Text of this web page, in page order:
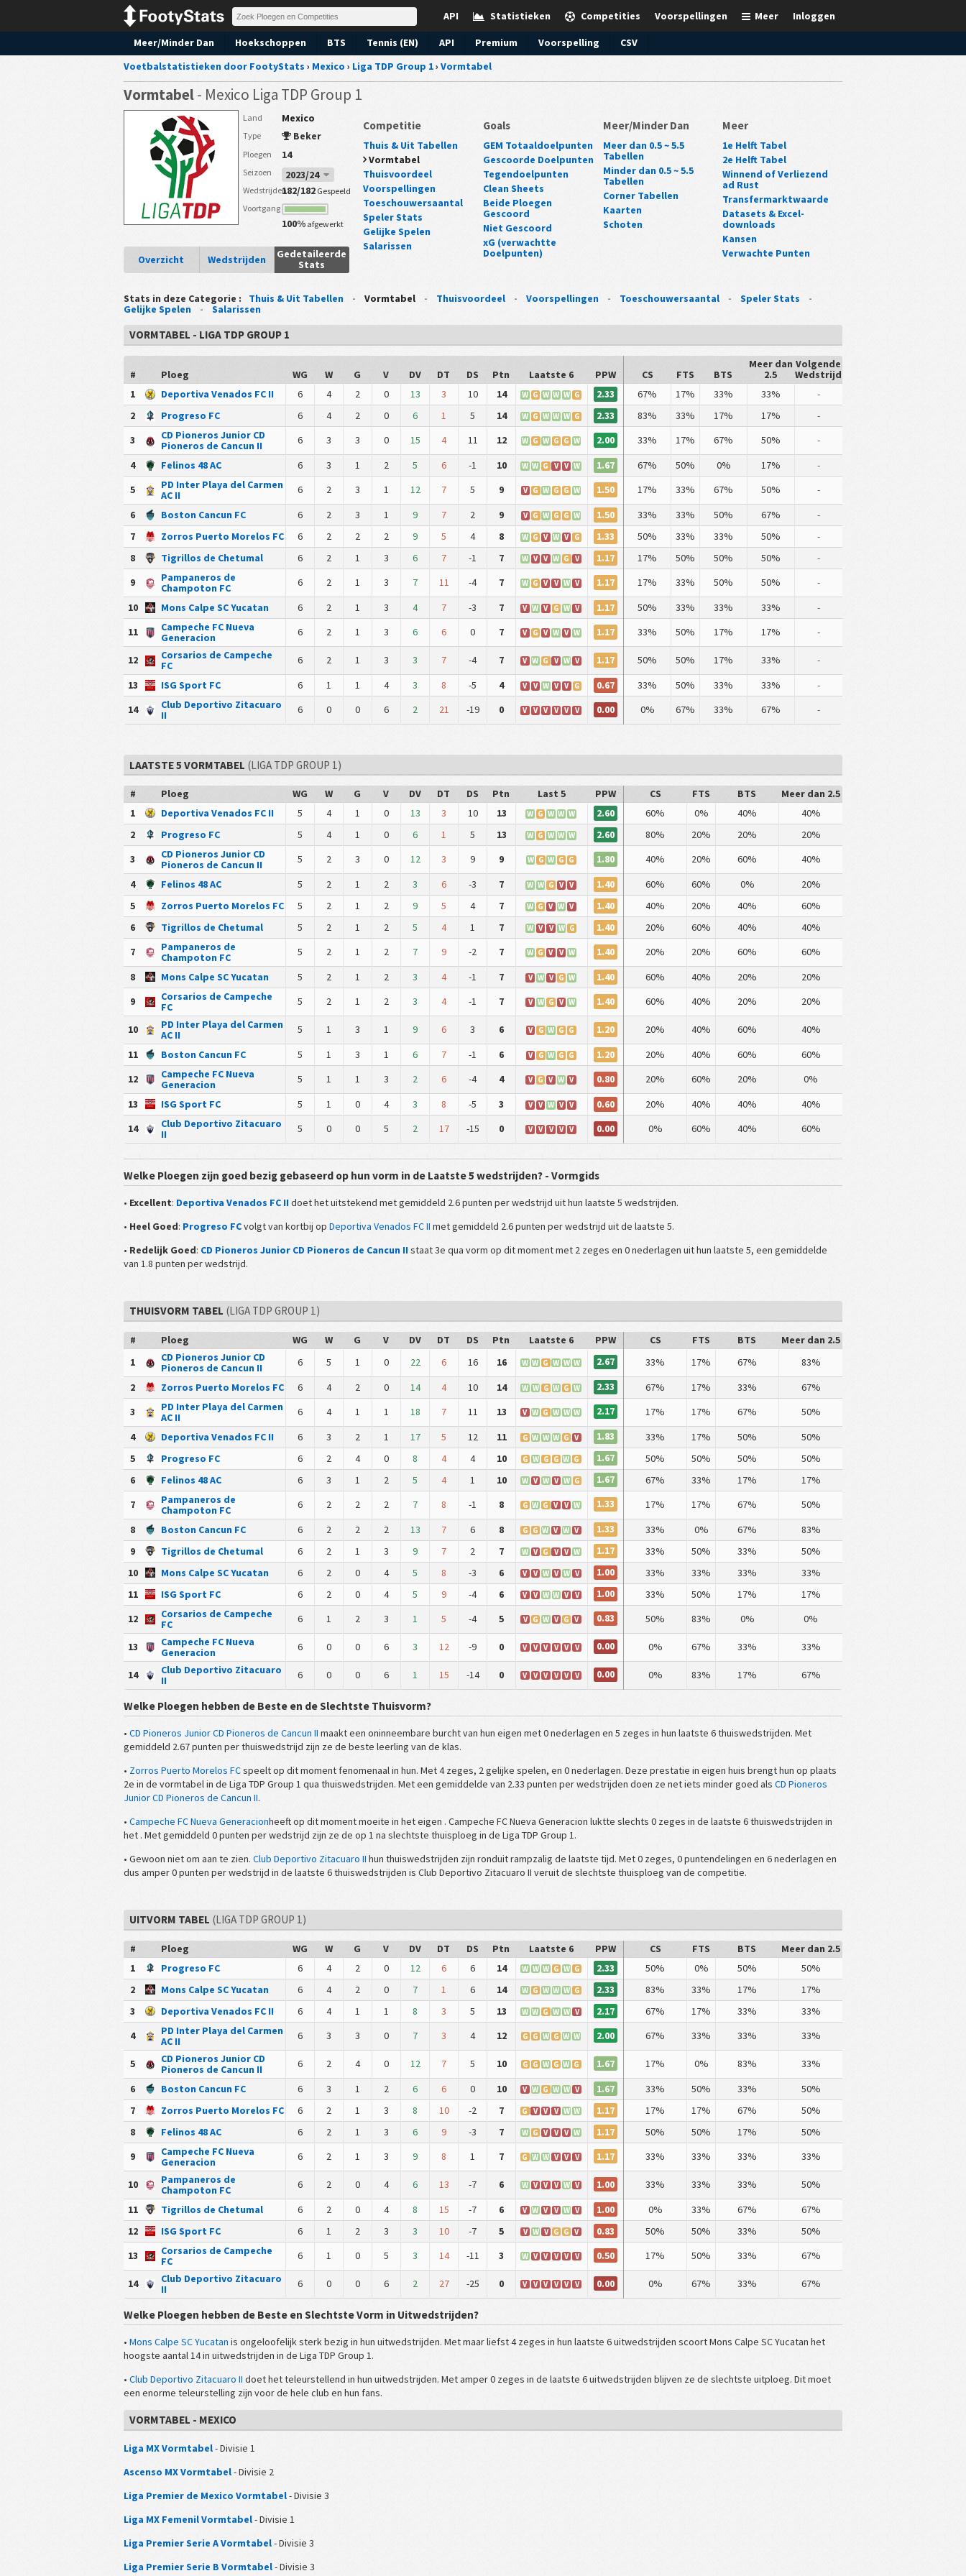
Inloggen
Meer
Voorspellingen
Competities
Statistieken
API
Meer/Minder Dan Hoekschoppen BTS Tennis (EN) API Premium Voorspelling
CSV
Voetbalstatistieken door FootyStats › Mexico › Liga TDP Group 1› Vormtabel
Vormtabel- Mexico Liga TDP Group 1
Land Mexico
Type Beker
Ploegen 14
Seizoen 2023/24
Wedstrijden182/182Gespeeld
Voortgang
100%afgewerkt
Overzicht Wedstrijden
Gedetaileerde
Stats
Competitie
Thuis & Uit Tabellen
Vormtabel
Thuisvoordeel
Voorspellingen
Toeschouwersaantal
Speler Stats
Gelijke Spelen
Salarissen
Goals
GEM Totaaldoelpunten
Gescoorde Doelpunten
Tegendoelpunten
Clean Sheets
Beide Ploegen
Gescoord
Niet Gescoord
xG (verwachtte
Doelpunten)
Meer/Minder Dan
Meer dan 0.5 ~ 5.5
Tabellen
Minder dan 0.5 ~ 5.5
Tabellen
Corner Tabellen
Kaarten
Schoten
Meer
1e Helft Tabel
2e Helft Tabel
Winnend of Verliezend
ad Rust
Transfermarktwaarde
Datasets & Excel-
downloads
Kansen
Verwachte Punten
Stats in deze Categorie : Thuis & Uit Tabellen - Vormtabel - Thuisvoordeel - Voorspellingen - Toeschouwersaantal - Speler Stats -
Gelijke Spelen - Salarissen
VORMTABEL - LIGA TDP GROUP 1
# Ploeg WG W G V DV DT DS Ptn Laatste 6 PPW CS FTS BTS
Meer dan
2.5
Volgende
Wedstrijd
1
Deportiva Venados FC II 6 4 2 0 13 3 10 14 W G W W W G 2.33 67% 17% 33% 33%
-
2
Progreso FC 6 4 2 0 6 1 5 14 W G W W W G 2.33 83% 33% 17% 17%
-
3
CD Pioneros Junior CD
Pioneros de Cancun II
6 3 3 0 15 4 11 12 W G W G G W 2.00 33% 17% 67% 50%
-
4
Felinos 48 AC 6 3 1 2 5 6 -1 10 W W G V V W 1.67 67% 50% 0% 17%
-
5
PD Inter Playa del Carmen
AC II
6 2 3 1 12 7 5 9 V G W G G W 1.50 17% 33% 67% 50%
-
6
Boston Cancun FC 6 2 3 1 9 7 2 9 V G W G G W 1.50 33% 33% 50% 67%
-
7
Zorros Puerto Morelos FC 6 2 2 2 9 5 4 8 W G V W V G 1.33 50% 33% 33% 50%
-
8
Tigrillos de Chetumal 6 2 1 3 6 7 -1 7 W V V W G V 1.17 17% 50% 50% 50%
-
9
Pampaneros de
Champoton FC
6 2 1 3 7 11 -4 7 W G V V W V 1.17 17% 33% 50% 50%
-
10
Mons Calpe SC Yucatan 6 2 1 3 4 7 -3 7 V W V G W V 1.17 50% 33% 33% 33%
-
11
Campeche FC Nueva
Generacion
6 2 1 3 6 6 0 7 V G V W V W 1.17 33% 50% 17% 17% -
12
Corsarios de Campeche
FC
6 2 1 3 3 7 -4 7 V W G V W V 1.17 50% 50% 17% 33%
-
13
ISG Sport FC 6 1 1 4 3 8 -5 4 V V W V V G 0.67 33% 50% 33% 33%
-
14
Club Deportivo Zitacuaro
II
6 0 0 6 2 21 -19 0 V V V V V V 0.00 0% 67% 33% 67% -
LAATSTE 5 VORMTABEL (LIGA TDP GROUP 1)
# Ploeg WG W G V DV DT DS Ptn Last 5 PPW CS FTS BTS
Meer dan 2.5
1
Deportiva Venados FC II 5 4 1 0 13 3 10 13 W G W W W 2.60 60% 0% 40%
40%
2
Progreso FC 5 4 1 0 6 1 5 13 W G W W W 2.60 80% 20% 20%
20%
3
CD Pioneros Junior CD
Pioneros de Cancun II
5 2 3 0 12 3 9 9 W G W G G 1.80 40% 20% 60%
40%
4
Felinos 48 AC 5 2 1 2 3 6 -3 7 W W G V V 1.40 60% 60% 0%
20%
5
Zorros Puerto Morelos FC 5 2 1 2 9 5 4 7 W G V W V 1.40 40% 20% 40%
60%
6
Tigrillos de Chetumal 5 2 1 2 5 4 1 7 W V V W G 1.40 20% 60% 40%
40%
7
Pampaneros de
Champoton FC
5 2 1 2 7 9 -2 7 W G V V W 1.40 20% 20% 60%
60%
8
Mons Calpe SC Yucatan 5 2 1 2 3 4 -1 7 V W V G W 1.40 60% 40% 20%
20%
9
Corsarios de Campeche
FC
5 2 1 2 3 4 -1 7 V W G V W 1.40 60% 40% 20% 20%
10
PD Inter Playa del Carmen
AC II
5 1 3 1 9 6 3 6 V G W G G 1.20 20% 40% 60%
40%
11
Boston Cancun FC 5 1 3 1 6 7 -1 6 V G W G G 1.20 20% 40% 60%
60%
12
Campeche FC Nueva
Generacion
5 1 1 3 2 6 -4 4 V G V W V 0.80 20% 60% 20%
0%
13
ISG Sport FC 5 1 0 4 3 8 -5 3 V V W V V 0.60 20% 40% 40%
40%
14
Club Deportivo Zitacuaro
II
5 0 0 5 2 17 -15 0 V V V V V 0.00 0% 60% 40% 60%
Welke Ploegen zijn goed bezig gebaseerd op hun vorm in de Laatste 5 wedstrijden? - Vormgids
• Excellent: Deportiva Venados FC II doet het uitstekend met gemiddeld 2.6 punten per wedstrijd uit hun laatste 5 wedstrijden.
• Heel Goed: Progreso FCvolgt van kortbij op Deportiva Venados FC II met gemiddeld 2.6 punten per wedstrijd uit de laatste 5.
• Redelijk Goed: CD Pioneros Junior CD Pioneros de Cancun IIstaat 3e qua vorm op dit moment met 2 zeges en 0 nederlagen uit hun laatste 5, een gemiddelde
van 1.8 punten per wedstrijd.
THUISVORM TABEL (LIGA TDP GROUP 1)
# Ploeg WG W G V DV DT DS Ptn Laatste 6 PPW CS FTS BTS
Meer dan 2.5
1
CD Pioneros Junior CD
Pioneros de Cancun II
6 5 1 0 22 6 16 16 W W G W W W 2.67 33% 17% 67%
83%
2
Zorros Puerto Morelos FC 6 4 2 0 14 4 10 14 W W G W G W 2.33 67% 17% 33%
67%
3
PD Inter Playa del Carmen
AC II
6 4 1 1 18 7 11 13 V W G W W W 2.17 17% 17% 67%
50%
4
Deportiva Venados FC II 6 3 2 1 17 5 12 11 G W W W G V 1.83 33% 17% 50%
50%
5
Progreso FC 6 2 4 0 8 4 4 10 G W G G W G 1.67 50% 50% 50%
50%
6
Felinos 48 AC 6 3 1 2 5 4 1 10 W V W V W G 1.67 67% 33% 17%
17%
7
Pampaneros de
Champoton FC
6 2 2 2 7 8 -1 8 G W G V V W 1.33 17% 17% 67%
50%
8
Boston Cancun FC 6 2 2 2 13 7 6 8 G G W V W V 1.33 33% 0% 67%
83%
9
Tigrillos de Chetumal 6 2 1 3 9 7 2 7 W V G V V W 1.17 33% 50% 33%
50%
10
Mons Calpe SC Yucatan 6 2 0 4 5 8 -3 6 V V W V W V 1.00 33% 33% 33%
33%
11
ISG Sport FC 6 2 0 4 5 9 -4 6 V V W W V V 1.00 33% 50% 17%
17%
12
Corsarios de Campeche
FC
6 1 2 3 1 5 -4 5 V G W V G V 0.83 50% 83% 0% 0%
13
Campeche FC Nueva
Generacion
6 0 0 6 3 12 -9 0 V V V V V V 0.00 0% 67% 33% 33%
14
Club Deportivo Zitacuaro
II
6 0 0 6 1 15 -14 0 V V V V V V 0.00 0% 83% 17% 67%
Welke Ploegen hebben de Beste en de Slechtste Thuisvorm?
• CD Pioneros Junior CD Pioneros de Cancun II maakt een oninneembare burcht van hun eigen met 0 nederlagen en 5 zeges in hun laatste 6 thuiswedstrijden. Met
gemiddeld 2.67 punten per thuiswedstrijd zijn ze de beste leerling van de klas.
• Zorros Puerto Morelos FCspeelt op dit moment fenomenaal in hun. Met 4 zeges, 2 gelijke spelen, en 0 nederlagen. Deze prestatie in eigen huis brengt hun op plaats
2e in de vormtabel in de Liga TDP Group 1 qua thuiswedstrijden. Met een gemiddelde van 2.33 punten per wedstrijden doen ze net iets minder goed als CD Pioneros
Junior CD Pioneros de Cancun II.
• Campeche FC Nueva Generacionheeft op dit moment moeite in het eigen . Campeche FC Nueva Generacion luktte slechts 0 zeges in de laatste 6 thuiswedstrijden in
het . Met gemiddeld 0 punten per wedstrijd zijn ze de op 1 na slechtste thuisploeg in de Liga TDP Group 1.
• Gewoon niet om aan te zien. Club Deportivo Zitacuaro II hun thuiswedstrijden zijn ronduit rampzalig de laatste tijd. Met 0 zeges, 0 puntendelingen en 6 nederlagen en
dus amper 0 punten per wedstrijd in de laatste 6 thuiswedstrijden is Club Deportivo Zitacuaro II veruit de slechtste thuisploeg van de competitie.
UITVORM TABEL (LIGA TDP GROUP 1)
# Ploeg WG W G V DV DT DS Ptn Laatste 6 PPW CS FTS BTS
Meer dan 2.5
1
Progreso FC 6 4 2 0 12 6 6 14 W W W G W G 2.33 50% 0% 50%
50%
2
Mons Calpe SC Yucatan 6 4 2 0 7 1 6 14 W G W W W G 2.33 83% 33% 17%
17%
3
Deportiva Venados FC II 6 4 1 1 8 3 5 13 W W G W W V 2.17 67% 17% 33%
33%
4
PD Inter Playa del Carmen
AC II
6 3 3 0 7 3 4 12 G G W G W W 2.00 67% 33% 33% 33%
5
CD Pioneros Junior CD
Pioneros de Cancun II
6 2 4 0 12 7 5 10 G G W G W G 1.67 17% 0% 83%
33%
6
Boston Cancun FC 6 3 1 2 6 6 0 10 V W G W W V 1.67 33% 50% 33%
50%
7
Zorros Puerto Morelos FC 6 2 1 3 8 10 -2 7 G V V V W W 1.17 17% 17% 67%
50%
8
Felinos 48 AC 6 2 1 3 6 9 -3 7 W G V V V W 1.17 50% 50% 17%
50%
9
Campeche FC Nueva
Generacion
6 2 1 3 9 8 1 7 G W W V V V 1.17 33% 33% 33% 33%
10
Pampaneros de
Champoton FC
6 2 0 4 6 13 -7 6 W V V V W V 1.00 33% 33% 33%
50%
11
Tigrillos de Chetumal 6 2 0 4 8 15 -7 6 V W V V W V 1.00 0% 33% 67%
67%
12
ISG Sport FC 6 1 2 3 3 10 -7 5 V W V G G V 0.83 50% 50% 33%
50%
13
Corsarios de Campeche
FC
6 1 0 5 3 14 -11 3 W V V V V V 0.50 17% 50% 33% 67%
14
Club Deportivo Zitacuaro
II
6 0 0 6 2 27 -25 0 V V V V V V 0.00 0% 67% 33% 67%
Welke Ploegen hebben de Beste en Slechtste Vorm in Uitwedstrijden?
• Mons Calpe SC Yucatan is ongeloofelijk sterk bezig in hun uitwedstrijden. Met maar liefst 4 zeges in hun laatste 6 uitwedstrijden scoort Mons Calpe SC Yucatan het
hoogste aantal 14 in uitwedstrijden in de Liga TDP Group 1.
• Club Deportivo Zitacuaro II doet het teleurstellend in hun uitwedstrijden. Met amper 0 zeges in de laatste 6 uitwedstrijden blijven ze de slechtste uitploeg. Dit moet
een enorme teleurstelling zijn voor de hele club en hun fans.
VORMTABEL - MEXICO
Liga MX Vormtabel- Divisie 1
Ascenso MX Vormtabel- Divisie 2
Liga Premier de Mexico Vormtabel- Divisie 3
Liga MX Femenil Vormtabel- Divisie 1
Liga Premier Serie A Vormtabel- Divisie 3
Liga Premier Serie B Vormtabel- Divisie 3